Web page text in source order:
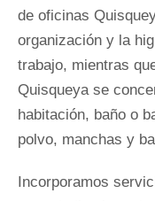
de oficinas
organización y la
trabajo, mientras
Quisqueya se
habitación, baño o
polvo, manchas y
Incorporamos